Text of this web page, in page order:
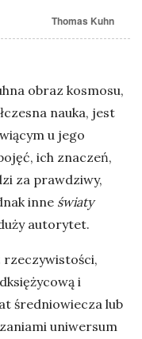
Thomas Kuhn
obraz kosmosu,
nauka, jest
u jego
ich znaczeń,
za prawdziwy,
inne światy
autorytet.
rzeczywistości,
i
średniowiecza lub
uniwersum